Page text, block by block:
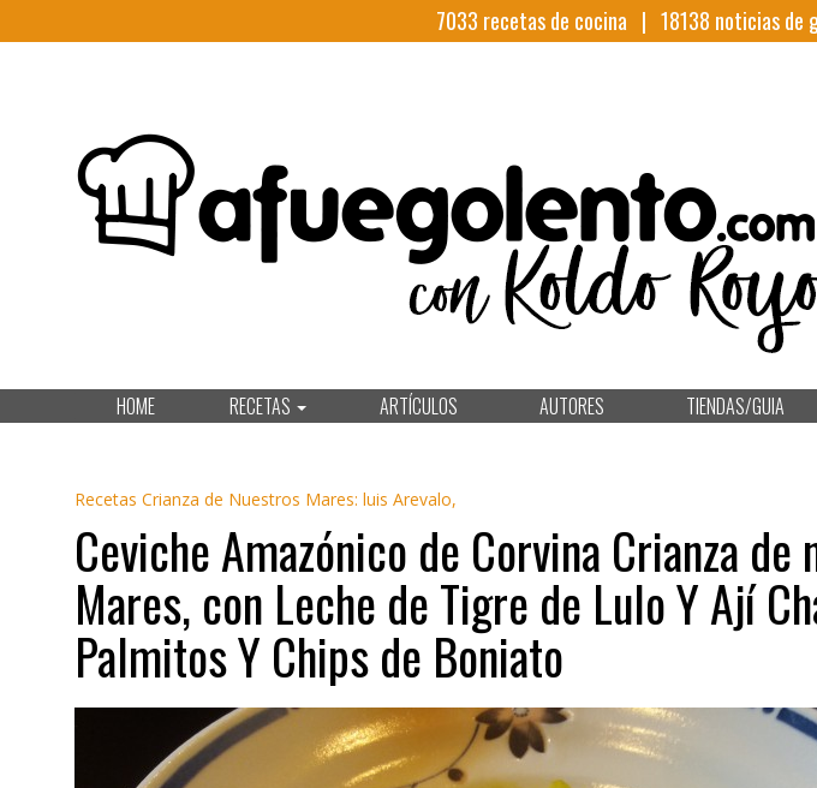
7033 recetas de cocina | 18138 noticias de
HOME RECETAS ARTÍCULOS AUTORES TIENDAS/GUIA
Recetas Crianza de Nuestros Mares: luis Arevalo,
Ceviche Amazónico de Corvina Crianza de
Mares, con Leche de Tigre de Lulo Y Ají
Palmitos Y Chips de Boniato